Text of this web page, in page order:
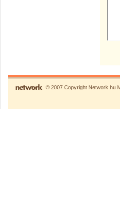
© 2007 Copyright Network.hu